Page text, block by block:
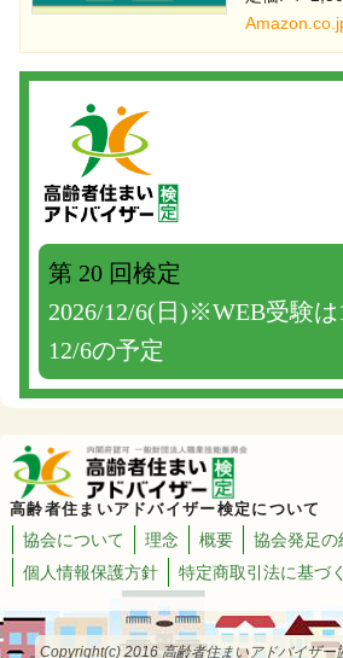
第 20 回検定
2026/12/6(日)※WEB受験は
12/6の予定
高齢者住まいアドバイザー検定について
協会について 理念 概要 協会発足の
個人情報保護方針
特定商取引法に基づ
Copyright(c) 2016 高齢者住まいアドバイザー